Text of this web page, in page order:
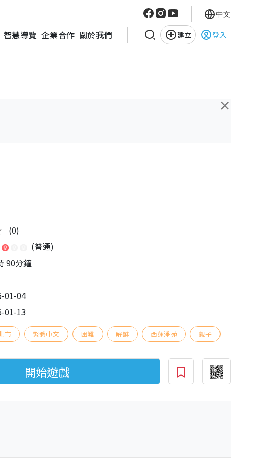
智慧導覽 企業合作 關於我們 建立 登入
中文
×
(0)
(普通)
90分鐘
01-04
01-13
市 繁體中文 困難 解謎 西蓮淨苑 親子
開始遊戲